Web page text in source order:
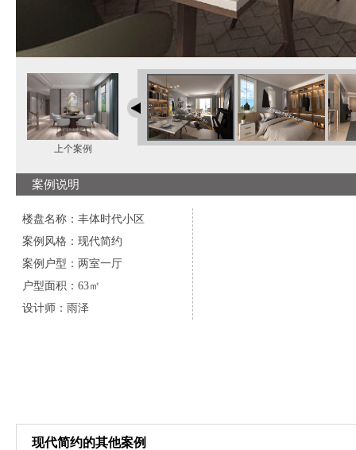
上个案例
案例说明
楼盘名称：丰体时代小区
案例风格：现代简约
案例户型：两室一厅
户型面积：63㎡
设计师：雨泽
现代简约的其他案例